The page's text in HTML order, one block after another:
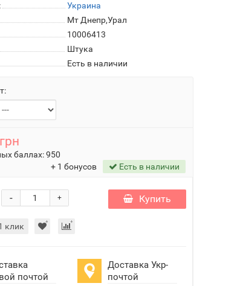
Украина
Мт Днепр,Урал
10006413
Штука
Есть в наличии
баллах:950
+ 1 бонусов
Есть в наличии
+
- Купить
клик
почтой
Доставка Укр-
почтой